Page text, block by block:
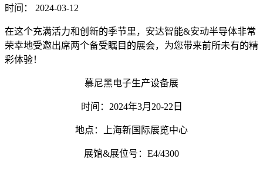
时间：
2024-03-12
在这个充满活力和创新的季节里，安达智能&安动半导体非常
荣幸地受邀出席两个备受瞩目的展会，为您带来前所未有的精
彩体验！
慕尼黑电子生产设备展
时间：2024年3月20-22日
地点：上海新国际展览中心
展馆&展位号：E4/4300